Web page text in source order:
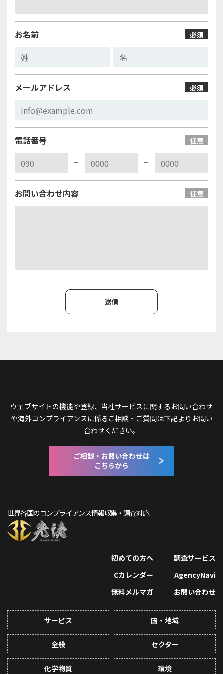
お名前 必須
メールアドレス 必須
電話番号 任意
お問い合わせ内容 任意
ウェブサイトの機能や登録、当社サービスに関するお問い合わせ
や海外コンプライアンスに係るご相談・ご質問は下記よりお問い
合わせください。
ご相談・お問い合わせは
こちらから
世界各国のコンプライアンス情報収集・調査対応
初めての方へ
調査サービス
Cカレンダー
AgencyNavi
無料メルマガ
お問い合わせ
サービス 国・地域
全般 セクター
化学物質 環境